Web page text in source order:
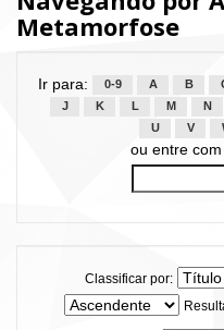
Metamorfose
Ir para: 0-9 A B
J
K L M N
U
V
ou entre
Classificar por: